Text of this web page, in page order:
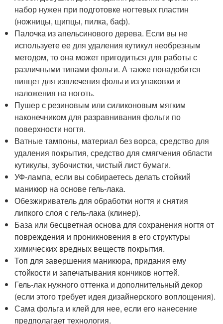
набор нужен при подготовке ногтевых пластин
(ножницы, щипцы, пилка, баф).
Палочка из апельсинового дерева. Если вы не
используете ее для удаления кутикул необрезным
методом, то она может пригодиться для работы с
различными типами фольги. А также понадобится
пинцет для извлечения фольги из упаковки и
наложения на ноготь.
Пушер с резиновым или силиконовым мягким
наконечником для разравнивания фольги по
поверхности ногтя.
Ватные тампоны, материал без ворса, средство для
удаления покрытия, средство для смягчения области
кутикулы, зубочистки, чистый лист бумаги.
УФ-лампа, если вы собираетесь делать стойкий
маникюр на основе гель-лака.
Обезжириватель для обработки ногтя и снятия
липкого слоя с гель-лака (клинер).
База или бесцветная основа для сохранения ногтя от
повреждения и проникновения в его структуры
химических вредных веществ покрытия.
Топ для завершения маникюра, придания ему
стойкости и запечатывания кончиков ногтей.
Гель-лак нужного оттенка и дополнительный декор
(если этого требует идея дизайнерского воплощения).
Сама фольга и клей для нее, если его нанесение
предполагает технология.